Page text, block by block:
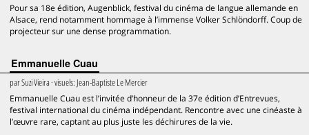
Pour sa 18e édition, Augenblick, festival du cinéma de langue allemande en
Alsace, rend notamment hommage à l’immense Volker Schlöndorff. Coup de
projecteur sur une dense programmation.
Emmanuelle Cuau
parSuzi Vieira · visuels: Jean-Baptiste Le Mercier
Emmanuelle Cuau est l’invitée d’honneur de la 37e édition d’Entrevues,
festival international du cinéma indépendant. Rencontre avec une cinéaste à
l’œuvre rare, captant au plus juste les déchirures de la vie.